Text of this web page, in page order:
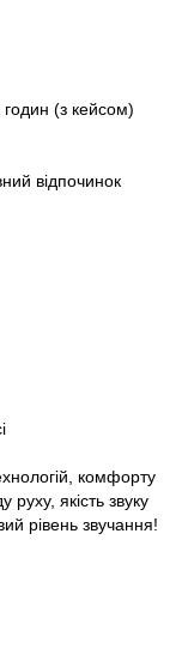
(з кейсом)
відпочинок
комфорту
руху, якість звуку
рівень звучання!